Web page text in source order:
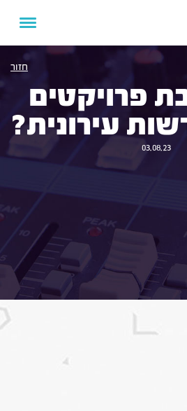
חזור
פרויקטים
עירונית?
03.08.23